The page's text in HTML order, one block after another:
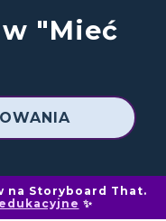
"Mieć
na Storyboard That.
✨